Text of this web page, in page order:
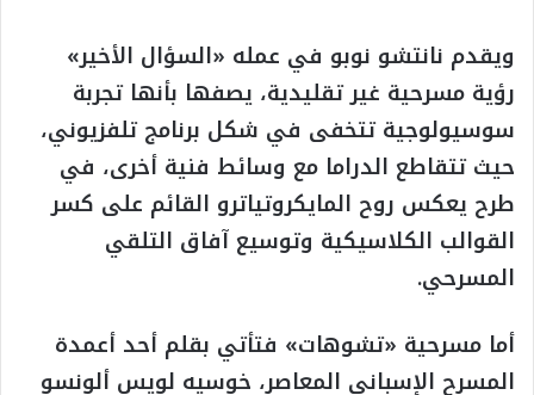
ويقدم نانتشو نوبو في عمله «السؤال الأخير»
رؤية مسرحية غير تقليدية، يصفها بأنها تجربة
سوسيولوجية تتخفى في شكل برنامج تلفزيوني،
حيث تتقاطع الدراما مع وسائط فنية أخرى، في
طرح يعكس روح المايكروتياترو القائم على كسر
القوالب الكلاسيكية وتوسيع آفاق التلقي
المسرحي.
أما مسرحية «تشوهات» فتأتي بقلم أحد أعمدة
المسرح الإسباني المعاصر، خوسيه لويس ألونسو